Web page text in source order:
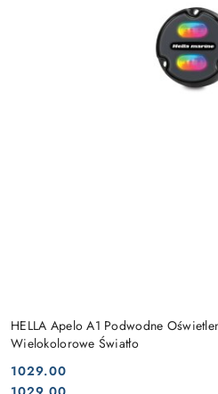
HELLA Apelo A1 Podwodne
Wielokolorowe Światło
1029.00
Cena: